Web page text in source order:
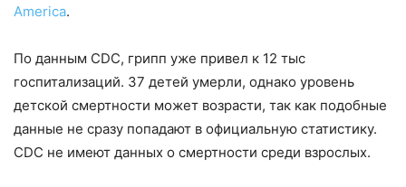
America.
По данным СDC, грипп уже привел к 12 тыс
госпитализаций. 37 детей умерли, однако уровень
детской смертности может возрасти, так как подобные
данные не сразу попадают в официальную статистику.
СDC не имеют данных о смертности среди взрослых.